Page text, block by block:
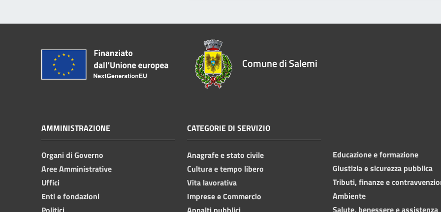
Comune di Salemi
AMMINISTRAZIONE
Organi di Governo
Aree Amministrative
Uffici
Enti e fondazioni
CATEGORIE DI SERVIZIO
Anagrafe e stato civile
Cultura e tempo libero
Vita lavorativa
Imprese e Commercio
Educazione e formazione
Giustizia e sicurezza pubblica
Tributi, finanze e
Ambiente
Salute, benessere e assistenza